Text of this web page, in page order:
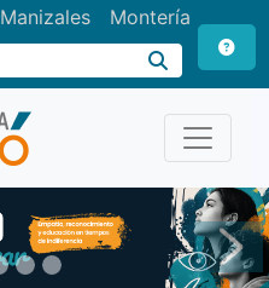
Manizales Montería